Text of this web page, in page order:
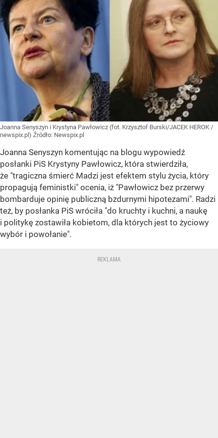
Joanna Senyszyn i Krystyna Pawłowicz (fot. Krzysztof Burski/JACEK HEROK /
newspix.pl) Źródło: Newspix.pl
Joanna Senyszyn komentując na blogu wypowiedź
posłanki PiS Krystyny Pawłowicz, która stwierdziła,
że "tragiczna śmierć Madzi jest efektem stylu życia, który
propagują feministki" ocenia, iż "Pawłowicz bez przerwy
bombarduje opinię publiczną bzdurnymi hipotezami". Radzi
też, by posłanka PiS wróciła "do kruchty i kuchni, a naukę
i politykę zostawiła kobietom, dla których jest to życiowy
wybór i powołanie".